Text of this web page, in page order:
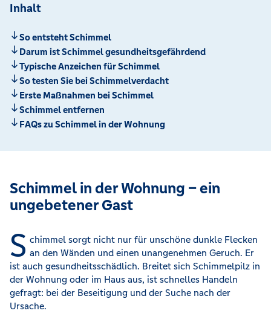
Inhalt
So entsteht Schimmel
Darum ist Schimmel gesundheitsgefährdend
Typische Anzeichen für Schimmel
So testen Sie bei Schimmelverdacht
Erste Maßnahmen bei Schimmel
Schimmel entfernen
FAQs zu Schimmel in der Wohnung
Schimmel in der Wohnung – ein
ungebetener Gast
S chimmel sorgt nicht nur für unschöne dunkle Flecken
an den Wänden und einen unangenehmen Geruch. Er
ist auch gesundheitsschädlich. Breitet sich Schimmelpilz in
der Wohnung oder im Haus aus, ist schnelles Handeln
gefragt: bei der Beseitigung und der Suche nach der
Ursache.